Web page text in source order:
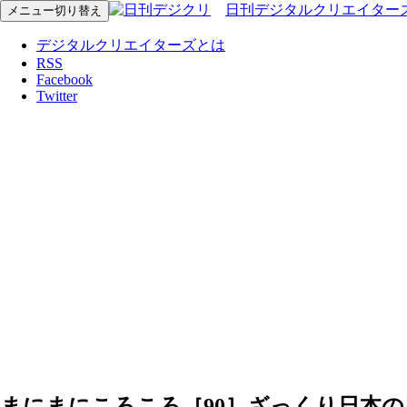
メニュー切り替え 日刊デジタルクリエイター
デジタルクリエイターズとは
RSS
Facebook
Twitter